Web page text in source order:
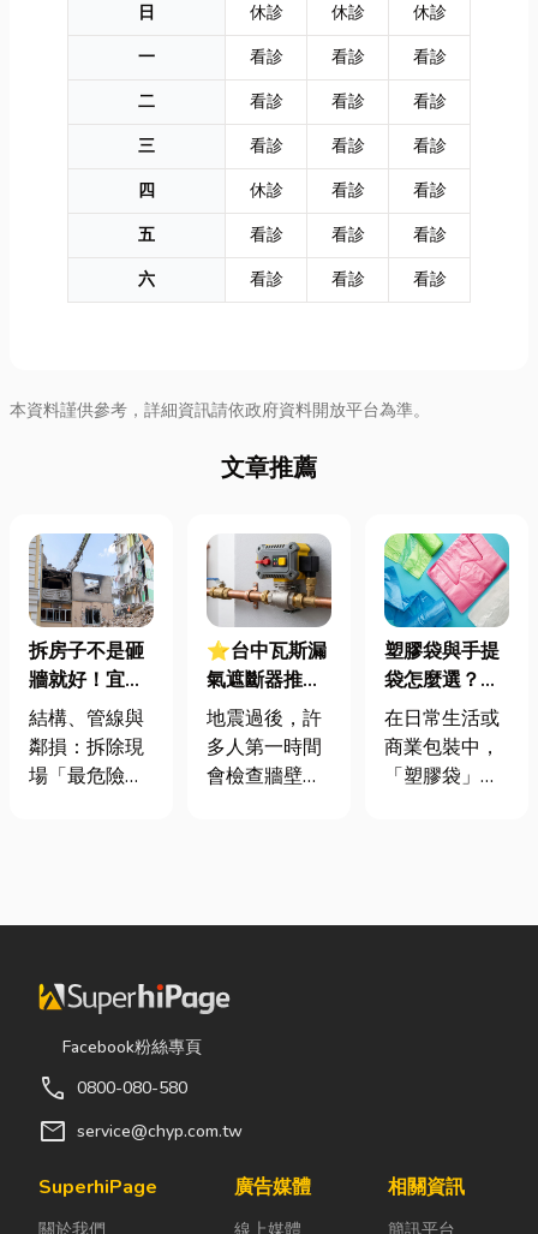
日
休診 休診
休診
一
看診 看診
看診
二
看診 看診
看診
三
看診 看診
看診
四
休診 看診
看診
五
看診 看診
看診
六
看診 看診 看診
本資料謹供參考，詳細資訊請依政府資料開放平台為準。
文章推薦
拆房子不是砸
牆就好！宜蘭
裝潢拆除、水
泥切割施工前
必看的避坑指
結構、管線與
鄰損：拆除現
場「最危險的
混亂的環境
有三件事情如
果沒做好，最
容易發生嚴重
清「主力
牆」，盲目亂
陷： 這是老屋
⭐台中瓦斯漏
氣遮斷器推薦
廠商在這！地
震氣爆怎麼
防？警報器與
地震過後，許
多人第一時間
會檢查牆壁裂
線。日前日本
發嚴重氣爆，
體微量外洩所
默充斥在空間
塑膠袋與手提
袋怎麼選？材
質、用途與耐
重度一次看懂
在日常生活或
商業包裝中，
「塑膠袋」與
具，但實際上
商品損壞。 這
Facebook粉絲專頁
call 0800-080-580
mail service@chyp.com.tw
SuperhiPage
關於我們
廣告媒體
線上媒體
相關資訊
簡訊平台